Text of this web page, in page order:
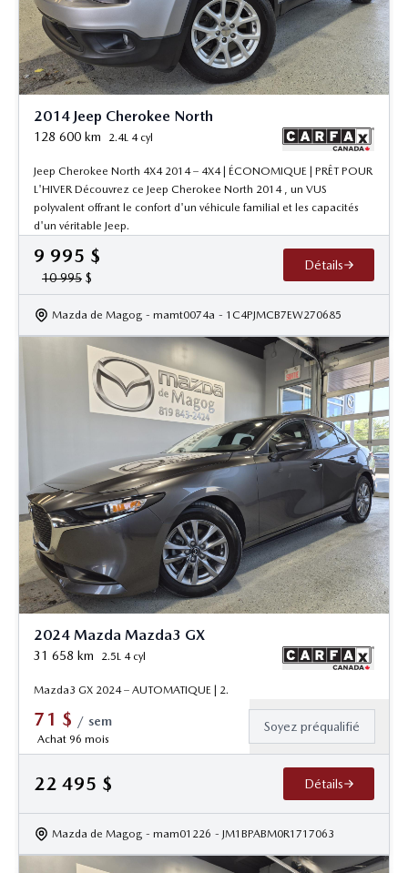
2014 Jeep Cherokee North
128 600 km 2.4L 4 cyl
Jeep Cherokee North 4X4 2014 – 4X4 | ÉCONOMIQUE | PRÊT POUR
L'HIVER Découvrez ce Jeep Cherokee North 2014 , un VUS
polyvalent offrant le confort d'un véhicule familial et les capacités
d'un véritable Jeep.
9 995 $
10 995 $
Détails
Mazda de Magog - mamt0074a - 1C4PJMCB7EW270685
2024 Mazda Mazda3 GX
31 658 km 2.5L 4 cyl
Mazda3 GX 2024 – AUTOMATIQUE | 2.
71 $ / sem
Achat 96 mois
Soyez préqualifié
22 495 $ Détails
Mazda de Magog - mam01226 - JM1BPABM0R1717063